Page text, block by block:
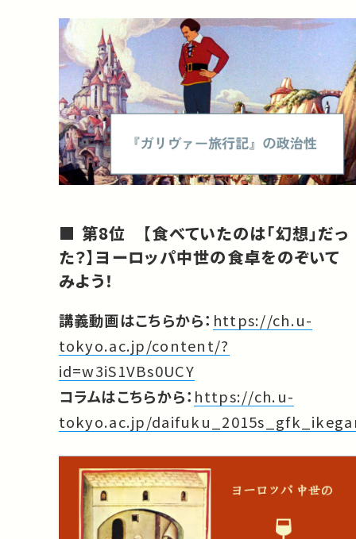
第8位 【食べていたのは「幻想」だっ
た？】ヨーロッパ中世の食卓をのぞいて
みよう！
講義動画はこちらから： https://ch.u-
tokyo.ac.jp/content/?
id=w3iS1VBs0UCY
コラムはこちらから： https://ch.u-
tokyo.ac.jp/